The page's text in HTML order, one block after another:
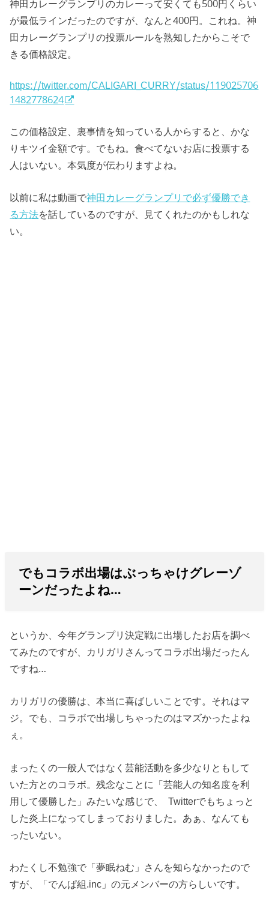
神田カレーグランプリのカレーって安くても500円くらい
が最低ラインだったのですが、なんと400円。これね。神
田カレーグランプリの投票ルールを熟知したからこそで
きる価格設定。
https://twitter.com/CALIGARI_CURRY/status/119025706
1482778624
この価格設定、裏事情を知っている人からすると、かな
りキツイ金額です。でもね。食べてないお店に投票する
人はいない。本気度が伝わりますよね。
以前に私は動画で神田カレーグランプリで必ず優勝でき
る方法を話しているのですが、見てくれたのかもしれな
い。
でもコラボ出場はぶっちゃけグレーゾ
ーンだったよね…
というか、今年グランプリ決定戦に出場したお店を調べ
てみたのですが、カリガリさんってコラボ出場だったん
ですね…
カリガリの優勝は、本当に喜ばしいことです。それはマ
ジ。でも、コラボで出場しちゃったのはマズかったよね
ぇ。
まったくの一般人ではなく芸能活動を多少なりともして
いた方とのコラボ。残念なことに「芸能人の知名度を利
用して優勝した」みたいな感じで、 Twitterでもちょっと
した炎上になってしまっておりました。あぁ、なんても
ったいない。
わたくし不勉強で「夢眠ねむ」さんを知らなかったので
すが、「でんぱ組.inc」の元メンバーの方らしいです。